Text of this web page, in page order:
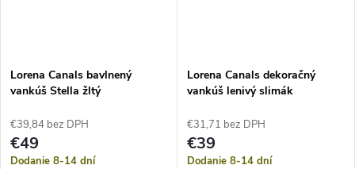
Lorena Canals bavlnený
vankúš Stella žltý
€39,84 bez DPH
€49
Dodanie 8-14 dní
Lorena Canals dekoračný
vankúš lenivý slimák
€31,71 bez DPH
€39
Dodanie 8-14 dní